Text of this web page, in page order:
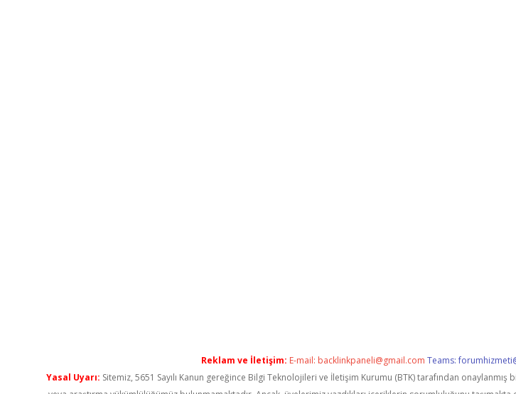
Reklam ve İletişim: E-mail: backlinkpaneli@gmail.com Teams:
Yasal Uyarı: Sitemiz, 5651 Sayılı Kanun gereğince Bilgi Teknolojileri ve İletişim Kurumu (BTK) tarafından